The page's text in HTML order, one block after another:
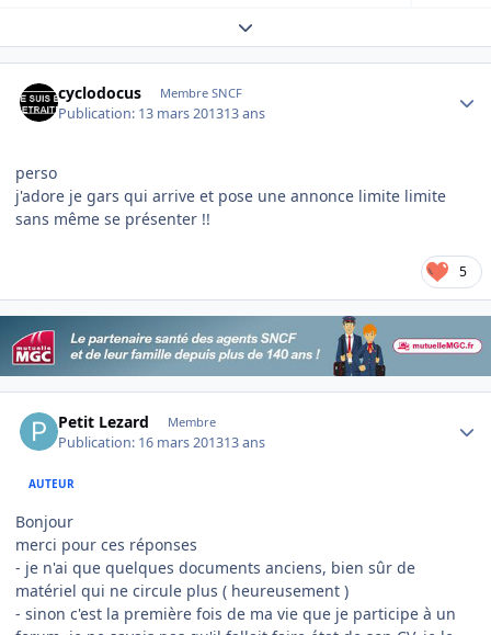
Expand topic overview
cyclodocus Membre SNCF
Publication: 13 mars 201313 ans
perso
j'adore je gars qui arrive et pose une annonce limite limite
sans même se présenter !!
5
Petit Lezard Membre
Publication: 16 mars 201313 ans
AUTEUR
Bonjour
merci pour ces réponses
- je n'ai que quelques documents anciens, bien sûr de
matériel qui ne circule plus ( heureusement )
- sinon c'est la première fois de ma vie que je participe à un